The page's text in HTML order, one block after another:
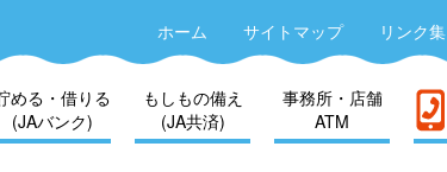
ホーム サイトマップ リンク集
める・借りる
(JAバンク)
もしもの備え
(JA共済)
事務所・店舗
ATM